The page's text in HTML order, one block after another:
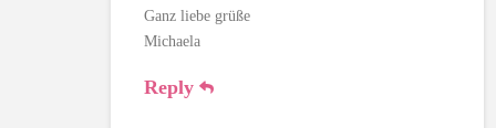
Ganz liebe grüße
Michaela
Reply